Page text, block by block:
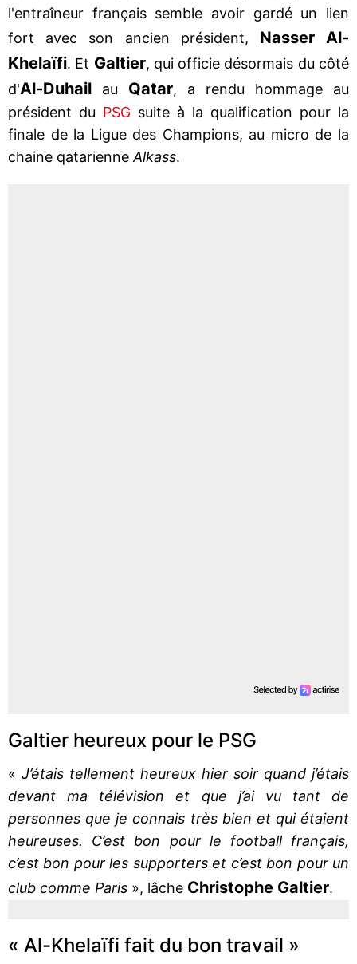
l'entraîneur français semble avoir gardé un lien
fort avec son ancien président,
Nasser Al-
Khelaïfi. Et Galtier, qui officie désormais du côté
d'Al-Duhail au Qatar, a rendu hommage au
président du PSG suite à la qualification pour la
finale de la Ligue des Champions, au micro de la
chaine qatarienne Alkass.
Galtier heureux pour le PSG
« J’étais tellement heureux hier soir quand j’étais
devant ma télévision et que j’ai vu tant de
personnes que je connais très bien et qui étaient
heureuses. C’est bon pour le football français,
c’est bon pour les supporters et c’est bon pour un
club comme Paris », lâche Christophe Galtier.
« Al-Khelaïfi fait du bon travail »